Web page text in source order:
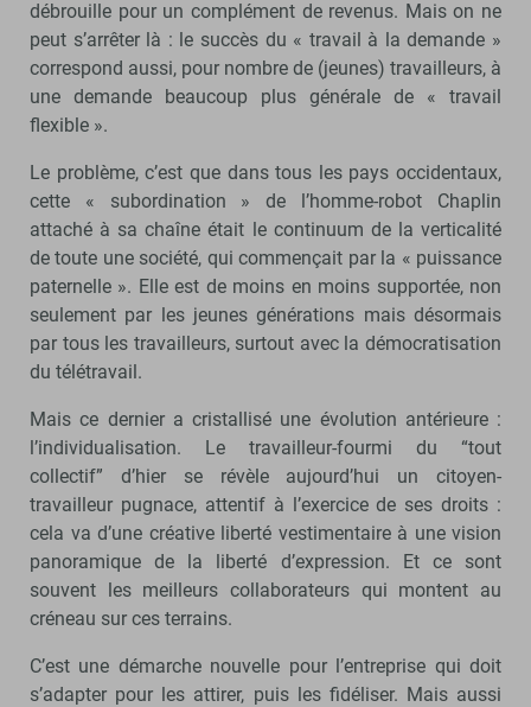
débrouille pour un complément de revenus. Mais on ne
peut s’arrêter là : le succès du « travail à la demande »
correspond aussi, pour nombre de (jeunes) travailleurs, à
une demande beaucoup plus générale de « travail
flexible ».
Le problème, c’est que dans tous les pays occidentaux,
cette « subordination » de l’homme-robot Chaplin
attaché à sa chaîne était le continuum de la verticalité
de toute une société, qui commençait par la « puissance
paternelle ». Elle est de moins en moins supportée, non
seulement par les jeunes générations mais désormais
par tous les travailleurs, surtout avec la démocratisation
du télétravail.
Mais ce dernier a cristallisé une évolution antérieure :
l’individualisation. Le travailleur-fourmi du “tout
collectif” d’hier se révèle aujourd’hui un citoyen-
travailleur pugnace, attentif à l’exercice de ses droits :
cela va d’une créative liberté vestimentaire à une vision
panoramique de la liberté d’expression. Et ce sont
souvent les meilleurs collaborateurs qui montent au
créneau sur ces terrains.
C’est une démarche nouvelle pour l’entreprise qui doit
s’adapter pour les attirer, puis les fidéliser. Mais aussi